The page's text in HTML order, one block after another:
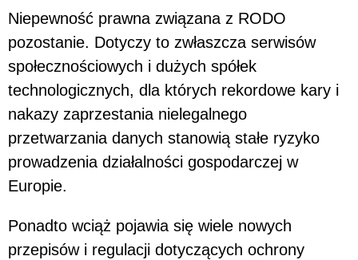
Niepewność prawna związana z RODO
pozostanie. Dotyczy to zwłaszcza serwisów
społecznościowych i dużych spółek
technologicznych, dla których rekordowe kary i
nakazy zaprzestania nielegalnego
przetwarzania danych stanowią stałe ryzyko
prowadzenia działalności gospodarczej w
Europie.
Ponadto wciąż pojawia się wiele nowych
przepisów i regulacji dotyczących ochrony